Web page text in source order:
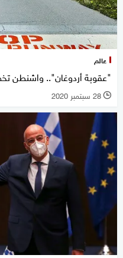
عالم
"عقوبة أردوغان".. واشنطن
l 28 سبتمبر 2020